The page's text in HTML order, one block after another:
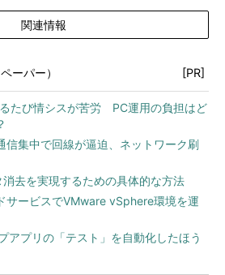
関連情報
ーパー） [PR]
たび情シスが苦労 PC運用の負担はど
集中で回線が逼迫、ネットワーク刷
消去を実現するための具体的な方法
サービスでVMware vSphere環境を運
アプリの「テスト」を自動化したほう